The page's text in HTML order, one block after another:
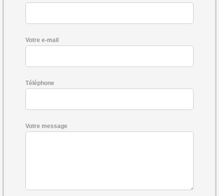
Votre e-mail
Téléphone
Votre message